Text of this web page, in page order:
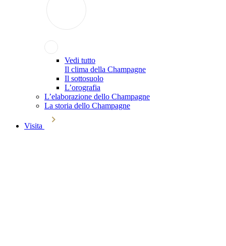
Vedi tutto
Il clima della Champagne
Il sottosuolo
L’orografia
L’elaborazione dello Champagne
La storia dello Champagne
Visita